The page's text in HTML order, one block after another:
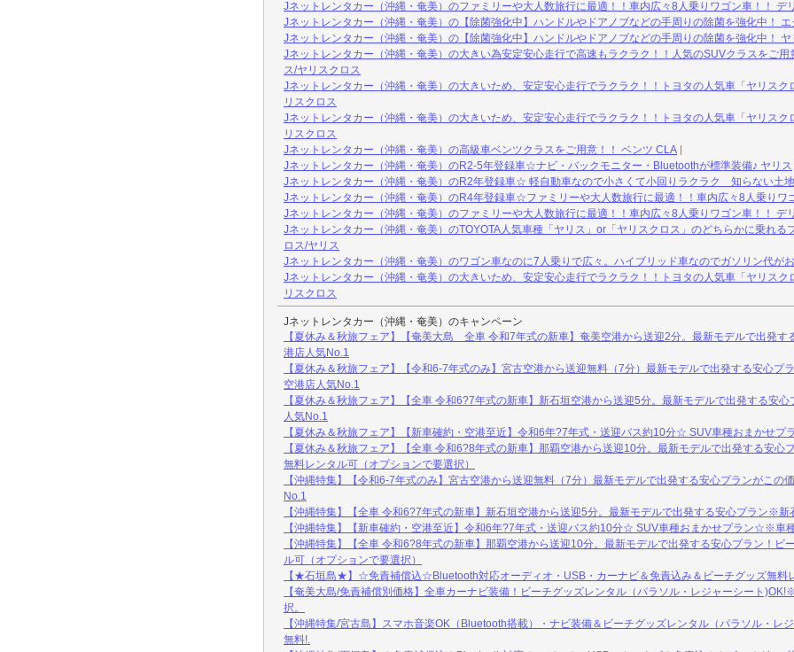
Jネットレンタカー（沖縄・奄美）のファミリーや大人数旅行に最適！！車内広々8人乗りワゴン車！！ デ
Jネットレンタカー（沖縄・奄美）の【除菌強化中】ハンドルやドアノブなどの手周りの除菌を強化中！
Jネットレンタカー（沖縄・奄美）の【除菌強化中】ハンドルやドアノブなどの手周りの除菌を強化中！ ヤ
Jネットレンタカー（沖縄・奄美）の大きい為安定安心走行で高速もラクラク！！人気のSUVクラスをご用
ス/ヤリスクロス
Jネットレンタカー（沖縄・奄美）の大きいため、安定安心走行でラクラク！！トヨタの人気車「ヤリスク
リスクロス
Jネットレンタカー（沖縄・奄美）の大きいため、安定安心走行でラクラク！！トヨタの人気車「ヤリスク
リスクロス
Jネットレンタカー（沖縄・奄美）の高級車ベンツクラスをご用意！！ ベンツ CLA
Jネットレンタカー（沖縄・奄美）のR2-5年登録車☆ナビ・バックモニター・Bluetoothが標準装備♪ ヤリス
Jネットレンタカー（沖縄・奄美）のR2年登録車☆ 軽自動車なので小さくて小回りラクラク 知らない土
Jネットレンタカー（沖縄・奄美）のR4年登録車☆ファミリーや大人数旅行に最適！！車内広々8人乗りワ
Jネットレンタカー（沖縄・奄美）のファミリーや大人数旅行に最適！！車内広々8人乗りワゴン車！！ デ
Jネットレンタカー（沖縄・奄美）のTOYOTA人気車種「ヤリス」or「ヤリスクロス」のどちらかに乗れる
ロス/ヤリス
Jネットレンタカー（沖縄・奄美）のワゴン車なのに7人乗りで広々。ハイブリッド車なのでガソリン代が
Jネットレンタカー（沖縄・奄美）の大きいため、安定安心走行でラクラク！！トヨタの人気車「ヤリスク
リスクロス
Jネットレンタカー（沖縄・奄美）のキャンペーン
【夏休み＆秋旅フェア】【奄美大島 全車 令和7年式の新車】奄美空港から送迎2分。最新モデルで出発
港店人気No.1
【夏休み＆秋旅フェア】【令和6-7年式のみ】宮古空港から送迎無料（7分）最新モデルで出発する安心プ
空港店人気No.1
【夏休み＆秋旅フェア】【全車 令和6?7年式の新車】新石垣空港から送迎5分。最新モデルで出発する安
人気No.1
【夏休み＆秋旅フェア】【新車確約・空港至近】令和6年?7年式・送迎バス約10分☆ SUV車種おまかせ
【夏休み＆秋旅フェア】【全車 令和6?8年式の新車】那覇空港から送迎10分。最新モデルで出発する安心
無料レンタル可（オプションで要選択）
【沖縄特集】【令和6-7年式のみ】宮古空港から送迎無料（7分）最新モデルで出発する安心プランがこの
No.1
【沖縄特集】【全車 令和6?7年式の新車】新石垣空港から送迎5分。最新モデルで出発する安心プラン※新
【沖縄特集】【新車確約・空港至近】令和6年?7年式・送迎バス約10分☆ SUV車種おまかせプラン☆※車
【沖縄特集】【全車 令和6?8年式の新車】那覇空港から送迎10分。最新モデルで出発する安心プラン！ビ
ル可（オプションで要選択）
【★石垣島★】☆免責補償込☆Bluetooth対応オーディオ・USB・カーナビ＆免責込み＆ビーチグッズ無料
【奄美大島/免責補償別価格】全車カーナビ装備！ビーチグッズレンタル（パラソル・レジャーシート
択。
【沖縄特集/宮古島】スマホ音楽OK（Bluetooth搭載）・ナビ装備＆ビーチグッズレンタル（パラソル・レ
無料!.